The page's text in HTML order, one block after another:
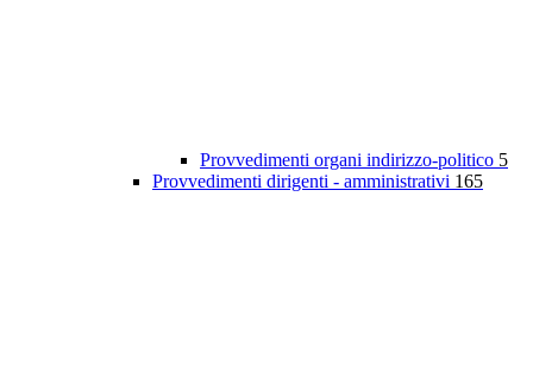
Provvedimenti organi indirizzo-politico 5
Provvedimenti dirigenti - amministrativi 165